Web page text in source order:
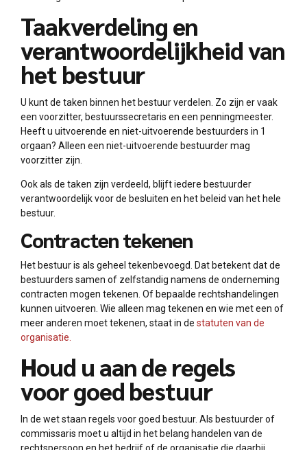
Taakverdeling en
verantwoordelijkheid van
het bestuur
U kunt de taken binnen het bestuur verdelen. Zo zijn er vaak
een voorzitter, bestuurssecretaris en een penningmeester.
Heeft u uitvoerende en niet-uitvoerende bestuurders in 1
orgaan? Alleen een niet-uitvoerende bestuurder mag
voorzitter zijn.
Ook als de taken zijn verdeeld, blijft iedere bestuurder
verantwoordelijk voor de besluiten en het beleid van het hele
bestuur.
Contracten tekenen
Het bestuur is als geheel tekenbevoegd. Dat betekent dat de
bestuurders samen of zelfstandig namens de onderneming
contracten mogen tekenen. Of bepaalde rechtshandelingen
kunnen uitvoeren. Wie alleen mag tekenen en wie met een of
meer anderen moet tekenen, staat in de statuten van de
organisatie.
Houd u aan de regels
voor goed bestuur
In de wet staan regels voor goed bestuur. Als bestuurder of
commissaris moet u altijd in het belang handelen van de